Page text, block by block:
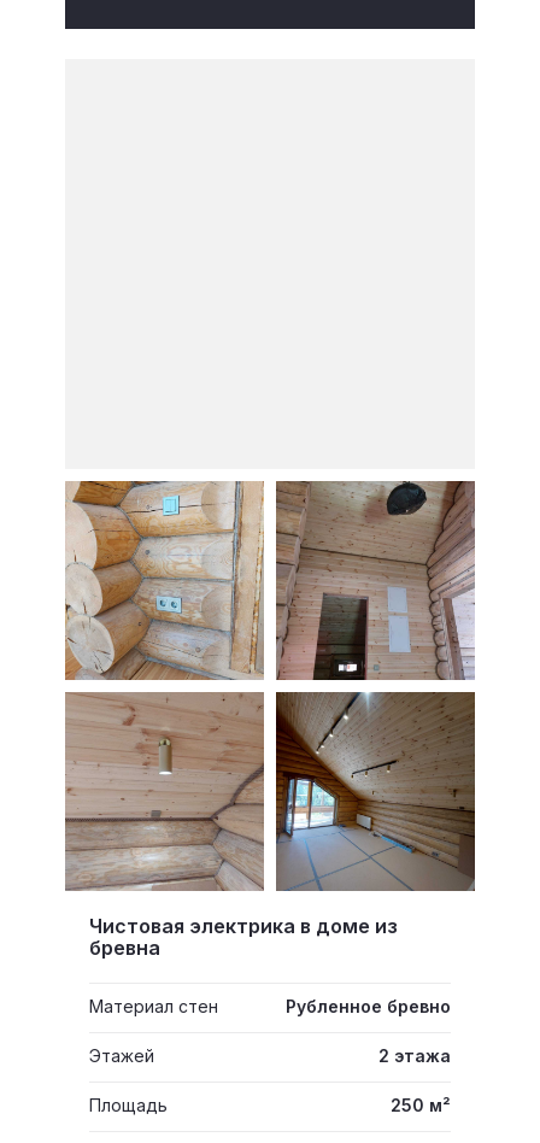
Чистовая электрика в доме из
бревна
Материал стен
Площадь
Рубленное бревно
250 м²
Этажей 2 этажа